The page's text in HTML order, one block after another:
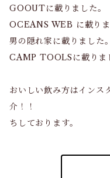
GOOUTに載りました。
OCEANS WEB に載りま
男の隠れ家に載りました。
CAMP TOOLSに載りま
おいしい飲み方はイ
介！！ ＃キャン
ちしております。